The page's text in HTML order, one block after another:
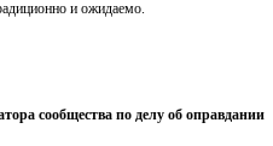
и ожидаемо.
сообщества по делу об оправдании